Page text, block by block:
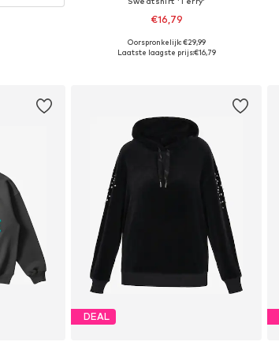
€16,79
+3
Beschikbare maten: XS, M, L, XL
Oorspronkelijk: €29,99
Laatste laagste prijs:€16,79
DEAL